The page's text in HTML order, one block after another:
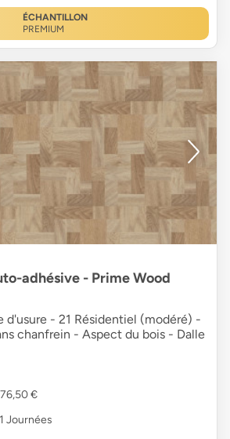
ÉCHANTILLON
PREMIUM
adhésive - Prime Wood
- 21 Résidentiel (modéré) -
chanfrein - Aspect du bois - Dalle
€
Journées